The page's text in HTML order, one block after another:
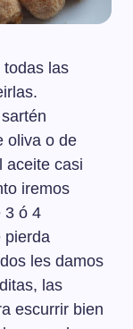
todas las
oliva o de
aceite casi
iremos
3 ó 4
pierda
les damos
las
escurrir bien